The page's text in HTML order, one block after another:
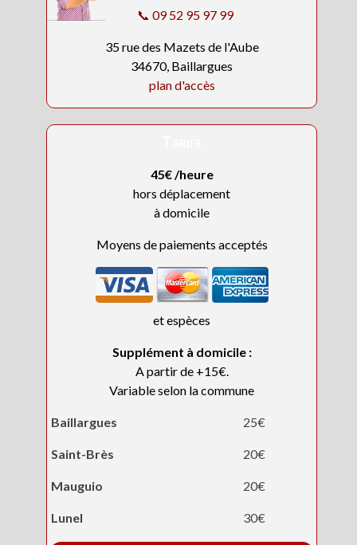
📞 09 52 95 97 99
35 rue des Mazets de l'Aube
34670, Baillargues
plan d'accès
45€ /heure
hors déplacement
à domicile
Moyens de paiements acceptés
et espèces
Supplément à domicile :
A partir de +15€.
Variable selon la commune
Baillargues 25€
Saint-Brès 20€
Mauguio 20€
Lunel 30€